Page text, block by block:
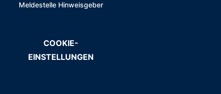
Meldestelle Hinweisgeber
COOKIE-
EINSTELLUNGEN